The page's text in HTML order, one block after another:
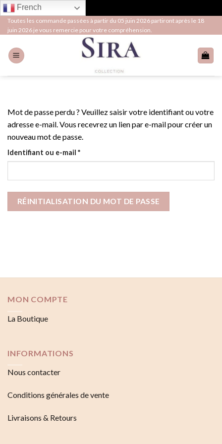
French
Skip
to
content
Toutes les commande passées à partir du 05 juin 2026 partiront après le 18
juin 2026 je vous remercie pour votre compréhension.
Mot de passe perdu ? Veuillez saisir votre identifiant ou votre
adresse e-mail. Vous recevrez un lien par e-mail pour créer un
nouveau mot de passe.
Identifiant ou e-mail *Obligatoire
RÉINITIALISATION DU MOT DE PASSE
MON COMPTE
La Boutique
INFORMATIONS
Nous contacter
Conditions générales de vente
Livraisons & Retours